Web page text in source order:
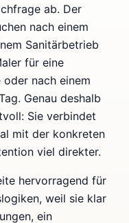
ab. Der
nach einem
Sanitärbetrieb
für eine
nach einem
Genau deshalb
Sie verbindet
mit der konkreten
viel direkter.
hervorragend für
weil sie klar
ein